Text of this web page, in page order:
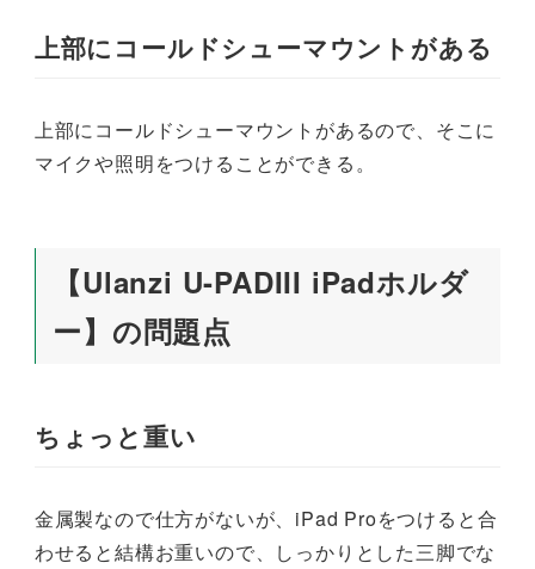
上部にコールドシューマウントがある
上部にコールドシューマウントがあるので、そこに
マイクや照明をつけることができる。
【Ulanzi U-PADIII iPadホルダ
ー】の問題点
ちょっと重い
金属製なので仕方がないが、iPad Proをつけると合
わせると結構お重いので、しっかりとした三脚でな